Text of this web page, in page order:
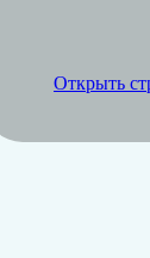
Открыть